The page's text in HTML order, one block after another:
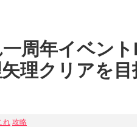
一周年イベン
理クリアを目
れ 攻略